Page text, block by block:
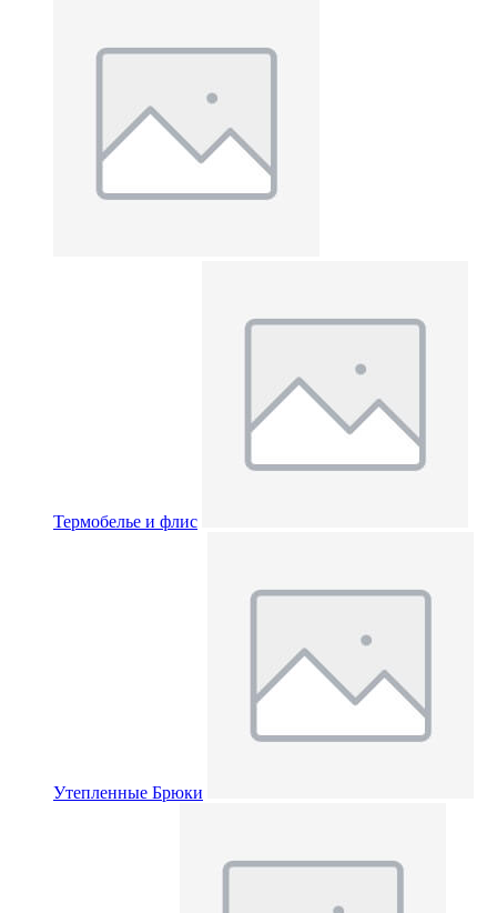
Термобелье и флис
Утепленные Брюки